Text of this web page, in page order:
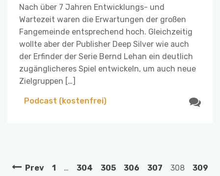
Nach über 7 Jahren Entwicklungs- und
Wartezeit waren die Erwartungen der großen
Fangemeinde entsprechend hoch. Gleichzeitig
wollte aber der Publisher Deep Silver wie auch
der Erfinder der Serie Bernd Lehan ein deutlich
zugänglicheres Spiel entwickeln, um auch neue
Zielgruppen […]
Podcast (kostenfrei)
Prev 1 … 304 305 306 307 308
309